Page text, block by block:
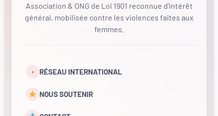
Association & ONG de Loi 1901 reconnue d'intérêt
général, mobilisée contre les violences faites aux
femmes.
• RÉSEAU INTERNATIONAL
NOUS SOUTENIR